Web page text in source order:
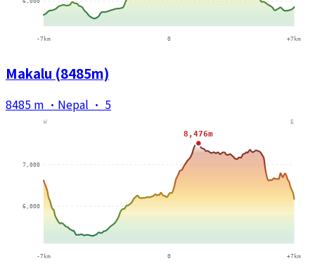
Makalu (8485m)
8485 m · Nepal · 5